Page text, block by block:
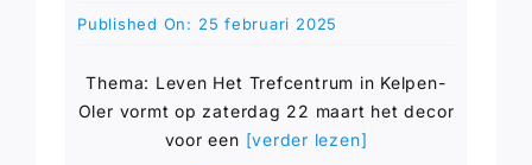
Published On: 25 februari 2025
Thema: Leven Het Trefcentrum in Kelpen-
Oler vormt op zaterdag 22 maart het decor
voor een [verder lezen]